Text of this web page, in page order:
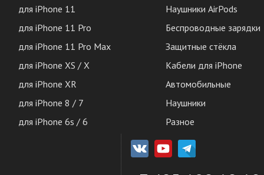
для iPhone 11
для iPhone 11 Pro
для iPhone 11 Pro Max
для iPhone XS / X
для iPhone XR
для iPhone 8 / 7
для iPhone 6s / 6
Наушники AirPods
Беспроводные зарядки
Защитные стёкла
Кабели для iPhone
Автомобильные
Наушники
Разное